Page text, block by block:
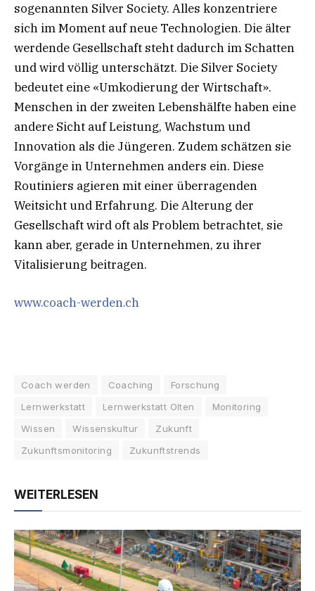
sogenannten Silver Society. Alles konzentriere
sich im Moment auf neue Technologien. Die älter
werdende Gesellschaft steht dadurch im Schatten
und wird völlig unterschätzt. Die Silver Society
bedeutet eine «Umkodierung der Wirtschaft».
Menschen in der zweiten Lebenshälfte haben eine
andere Sicht auf Leistung, Wachstum und
Innovation als die Jüngeren. Zudem schätzen sie
Vorgänge in Unternehmen anders ein. Diese
Routiniers agieren mit einer überragenden
Weitsicht und Erfahrung. Die Alterung der
Gesellschaft wird oft als Problem betrachtet, sie
kann aber, gerade in Unternehmen, zu ihrer
Vitalisierung beitragen.
www.coach-werden.ch
Coach werden Coaching
Forschung
Lernwerkstatt
Lernwerkstatt Olten
Monitoring
Wissen
Wissenskultur
Zukunft
Zukunftsmonitoring
Zukunftstrends
WEITERLESEN